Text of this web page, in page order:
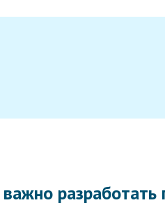
разработать